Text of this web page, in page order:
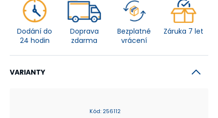
Dodání do
24 hodin
Doprava
zdarma
Bezplatné
vrácení
Záruka 7 let
VARIANTY
Kód: 256112